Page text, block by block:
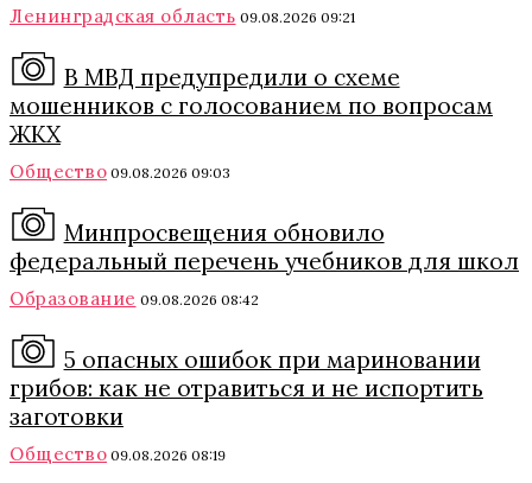
Ленинградская область 09.08.2026 09:21
В МВД предупредили о схеме
мошенников с голосованием по вопросам
ЖКХ
Общество 09.08.2026 09:03
Минпросвещения обновило
федеральный перечень учебников для школ
Образование 09.08.2026 08:42
5 опасных ошибок при мариновании
грибов: как не отравиться и не испортить
заготовки
Общество 09.08.2026 08:19